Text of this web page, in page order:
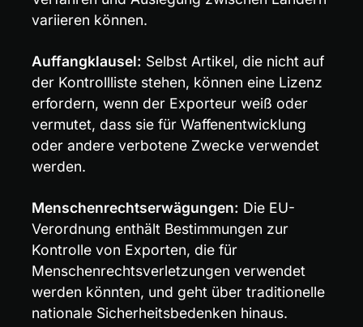
variieren können.
Auffangklausel: Selbst Artikel, die nicht auf
der Kontrollliste stehen, können eine Lizenz
erfordern, wenn der Exporteur weiß oder
vermutet, dass sie für Waffenentwicklung
oder andere verbotene Zwecke verwendet
werden.
Menschenrechtserwägungen: Die EU-
Verordnung enthält Bestimmungen zur
Kontrolle von Exporten, die für
Menschenrechtsverletzungen verwendet
werden könnten, und geht über traditionelle
nationale Sicherheitsbedenken hinaus.